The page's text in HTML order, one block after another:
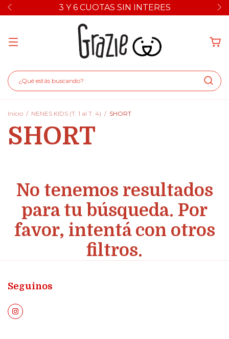
3 Y 6 CUOTAS SIN INTERES
Inicio / NENES KIDS (T. 1 al T. 4) / SHORT
SHORT
No tenemos resultados
para tu búsqueda. Por
favor, intentá con otros
filtros.
Seguinos